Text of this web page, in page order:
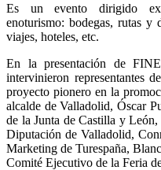
Es un evento dirigido
enoturismo: bodegas, rutas y
viajes, hoteles, etc.
En la presentación de
intervinieron representantes
proyecto pionero en la
alcalde de Valladolid, Óscar
de la Junta de Castilla y
Diputación de Valladolid,
Marketing de Turespaña,
Comité Ejecutivo de la Feria